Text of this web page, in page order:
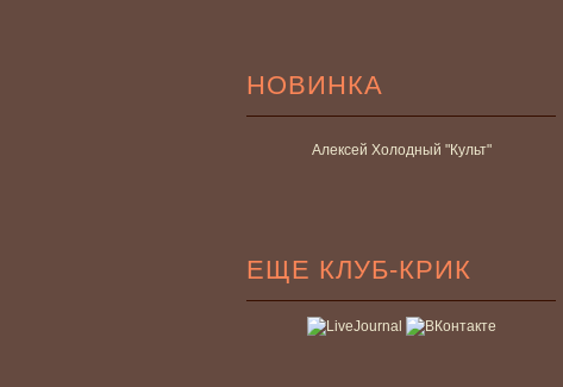
НОВИНКА
Алексей Холодный "Культ"
ЕЩЕ КЛУБ-КРИК